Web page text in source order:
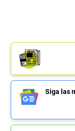
Siga las